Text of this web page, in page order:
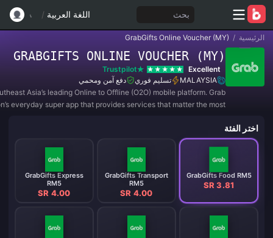
بحث اللغة العربية /
الرئيسية /
GrabGifts Online Voucher (MY)
GRABGIFTS ONLINE VOUCHER (MY)
Excellent
Trustpilot
MALAYSIA
تسليم فوري
دفع آمن ومحمي
Asia’s leading Online to Offline (O2O) mobile platform. Grab
everyday super app that provides services that matter the most
اختر الفئة
GrabGifts Food RM5
SR 3.81
GrabGifts Transport
RM5
SR 4.00
GrabGifts Express
RM5
SR 4.00